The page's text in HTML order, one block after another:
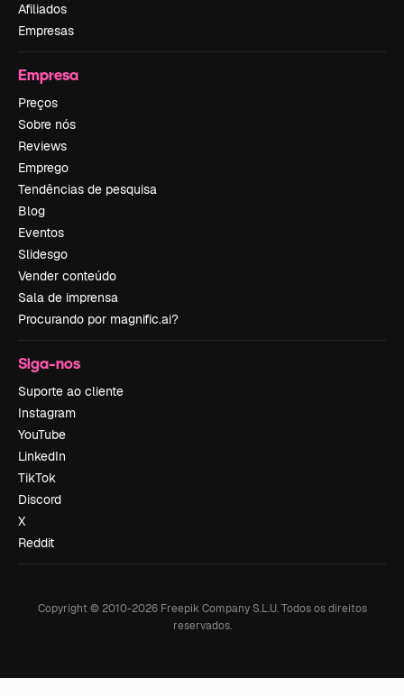
Afiliados
Empresas
Empresa
Preços
Sobre nós
Reviews
Emprego
Tendências de pesquisa
Blog
Eventos
Slidesgo
Vender conteúdo
Sala de imprensa
Procurando por magnific.ai?
Siga-nos
Suporte ao cliente
Instagram
YouTube
LinkedIn
TikTok
Discord
X
Reddit
Copyright © 2010-2026Freepik Company S.L.U. Todos os direitos
reservados.